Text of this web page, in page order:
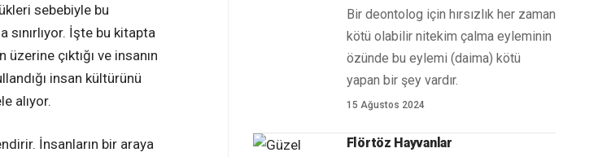
sebebiyle bu
İşte bu kitapta
çıktığı ve insanın
insan kültürünü
alıyor.
İnsanların bir araya
Bir deontolog için hırsızlık her zaman
kötü olabilir nitekim çalma eyleminin
özünde bu eylemi (daima) kötü
yapan bir şey vardır.
15 Ağustos 2024
Flörtöz Hayvanlar